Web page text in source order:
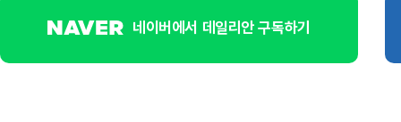
네이버에서 데일리안 구독하기